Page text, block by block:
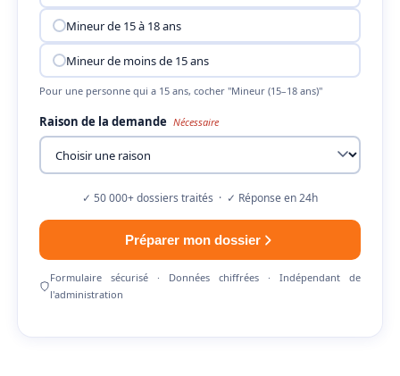
Mineur de 15 à 18 ans
Mineur de moins de 15 ans
Pour une personne qui a 15 ans, cocher "Mineur (15–18 ans)"
Raison de la demande Nécessaire
✓ 50 000+ dossiers traités · ✓ Réponse en 24h
Préparer mon dossier
Formulaire sécurisé · Données chiffrées · Indépendant de
l'administration